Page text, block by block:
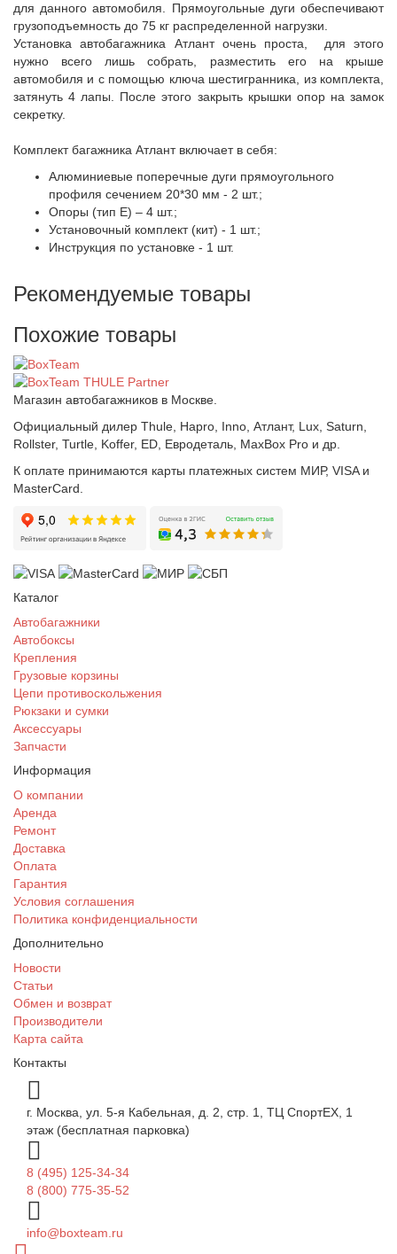
для данного автомобиля. Прямоугольные дуги обеспечивают
грузоподъемность до 75 кг распределенной нагрузки.
Установка автобагажника Атлант очень проста, для этого
нужно всего лишь собрать, разместить его на крыше
автомобиля и с помощью ключа шестигранника, из комплекта,
затянуть 4 лапы. После этого закрыть крышки опор на замок
секретку.
Комплект багажника Атлант включает в себя:
Алюминиевые поперечные дуги прямоугольного
профиля сечением 20*30 мм - 2 шт.;
Опоры (тип Е) – 4 шт.;
Установочный комплект (кит) - 1 шт.;
Инструкция по установке - 1 шт.
Рекомендуемые товары
Похожие товары
Магазин автобагажников в Москве.
Официальный дилер Thule, Hapro, Inno, Атлант, Lux, Saturn,
Rollster, Turtle, Koffer, ED, Евродеталь, MaxBox Pro и др.
К оплате принимаются карты платежных систем МИР, VISA и
MasterCard.
Каталог
Автобагажники
Автобоксы
Крепления
Грузовые корзины
Цепи противоскольжения
Рюкзаки и сумки
Аксессуары
Запчасти
Информация
О компании
Аренда
Ремонт
Доставка
Оплата
Гарантия
Условия соглашения
Политика конфиденциальности
Дополнительно
Новости
Статьи
Обмен и возврат
Производители
Карта сайта
Контакты
г. Москва, ул. 5-я Кабельная, д. 2, стр. 1, ТЦ СпортEX, 1
этаж (бесплатная парковка)
8 (495) 125-34-34
8 (800) 775-35-52
info@boxteam.ru